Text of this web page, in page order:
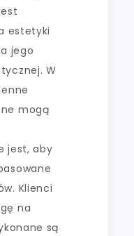
estetyki
jego
W
mogą
jest, aby
Klienci
na
są